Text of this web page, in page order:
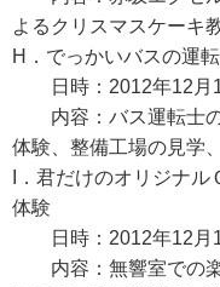
よるクリスマスケーキ
H．でっかいバスの運
日時：2012年12月
内容：バス運転士の
体験、整備工場の見学
I．君だけのオリジナ
体験
日時：2012年12月
内容：無響室での楽